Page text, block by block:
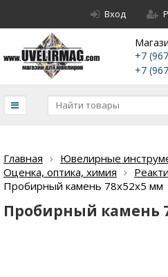
Вход
+7
+7
Главная
Ювелирные
Оценка, оптика, химия
Пробирный камень 78х52х5 мм
Пробирный камень